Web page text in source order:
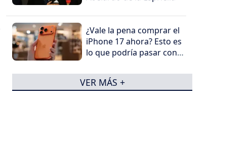
¿Vale la pena comprar el
iPhone 17 ahora? Esto es
lo que podría pasar con
próximos meses
VER MÁS +